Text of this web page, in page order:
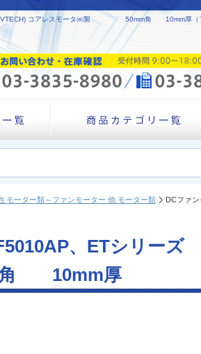
コアレスモータ㈱製 50mm角 10mm厚（ファン
モーター類～ファンモーター 他 モーター類
DCファ
、ETシリーズ (
10mm厚